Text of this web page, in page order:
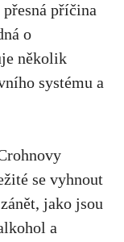
příčina
o
několik
systému a
se vyhnout
jako jsou
a